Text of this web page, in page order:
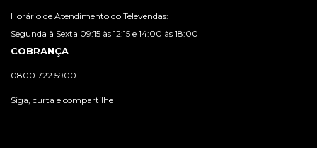
Horário de Atendimento do Televendas:
Segunda à Sexta 09:15 às 12:15 e 14:00 às 18:00
COBRANÇA
0800.722.5900
Siga, curta e compartilhe